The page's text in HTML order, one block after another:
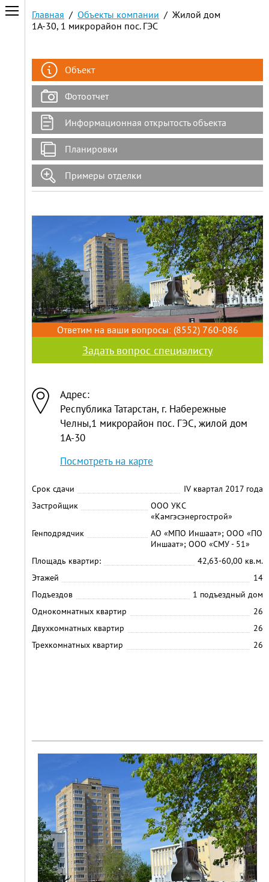
Главная / Объекты компании / Жилой дом
1А-30, 1 микрорайон пос. ГЭС
Объект
Фотоотчет
Информационная открытость объекта
Планировки
Примеры отделки
Ответим на ваши вопросы: (8552) 760-086
Задать вопрос специалисту
Адрес:
Республика Татарстан, г. Набережные
Челны,1 микрорайон пос. ГЭС, жилой дом
1А-30
Посмотреть на карте
IV квартал 2017 года
Срок сдачи
ООО УКС
«Камгэсэнергострой»
Застройщик
АО «МПО Иншаат»; ООО «ПО
Иншаат»; ООО «СМУ - 51»
Генподрядчик
42,63-60,00 кв.м.
Площадь квартир:
14
Этажей
1 подъездный дом
Подъездов
26
Однокомнатных квартир
26
Двухкомнатных квартир
26
Трехкомнатных квартир